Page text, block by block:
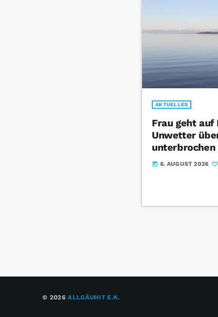
AKTUELLES
Frau geht auf
Unwetter
unterbrochen
today 6. AUGUST 2026
© 2026ALLGÄUHIT E.K.